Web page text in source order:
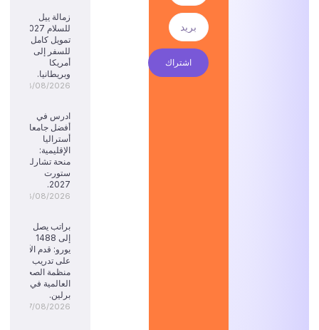
اشتراك
زمالة ييل
تمويل كامل
للسفر إلى
أمريكا
وبريطانيا.
08/08/2026
ادرس في
أفضل جامعات
أستراليا
الإقليمية:
منحة تشارلز
ستورت
2027.
08/08/2026
براتب يصل
إلى 1488
يورو: قدم الآن
على تدريب
منظمة الصحة
العالمية في
برلين.
07/08/2026